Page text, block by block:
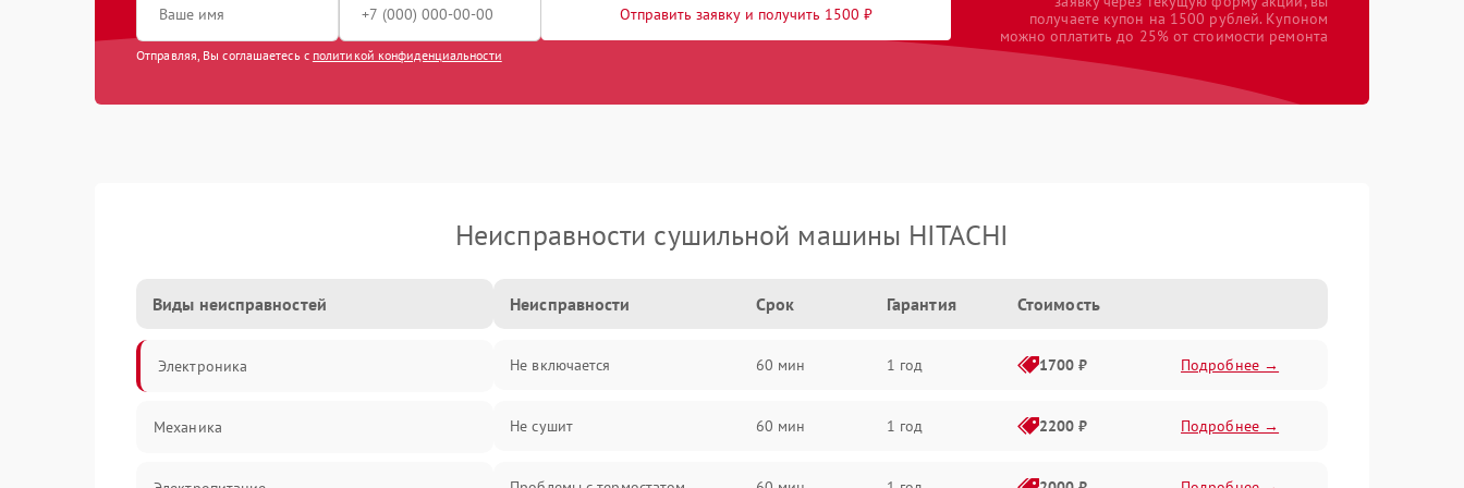
Отправить заявку и получить 1500 ₽
Отправляя, Вы соглашаетесь с политикой конфиденциальности
получаете купон на 1500 рублей. Купоном
можно оплатить до 25% от стоимости ремонта
Неисправности сушильной машины HITACHI
Виды неисправностей
Электроника
Механика
Неисправности Срок Гарантия Стоимость
Не включается 60 мин 1 год 1700 ₽ Подробнее →
Не сушит 60 мин 1 год 2200 ₽ Подробнее →